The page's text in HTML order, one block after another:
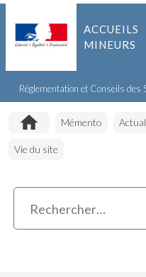
MINEURS
Réglementation et Conseils des
Accueil Mémento
Vie du site